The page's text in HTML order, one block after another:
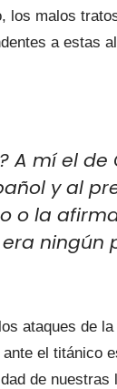
los malos
a estas
A mí el de
y al
o la
ningún
ataques de
el titánico
de nuestras